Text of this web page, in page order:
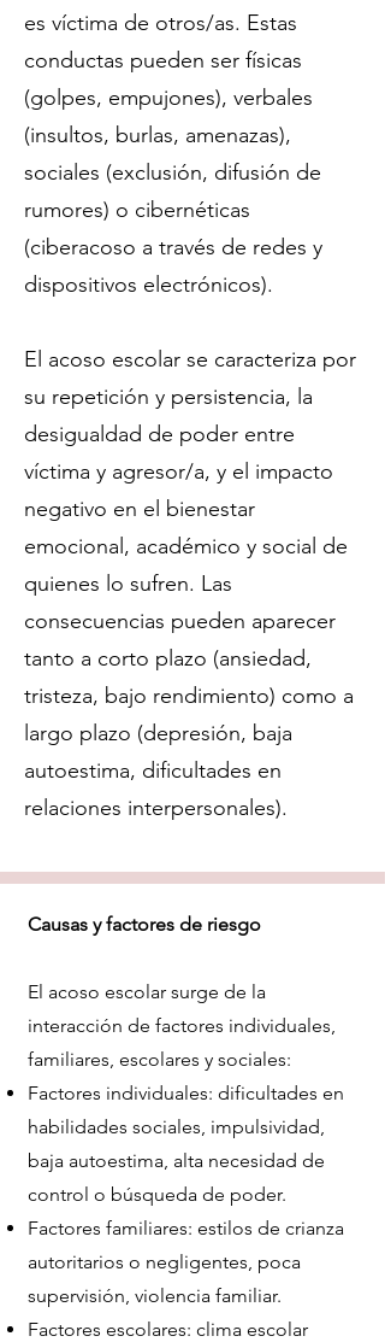
es víctima de otros/as. Estas
conductas pueden ser físicas
(golpes, empujones), verbales
(insultos, burlas, amenazas),
sociales (exclusión, difusión de
rumores) o cibernéticas
(ciberacoso a través de redes y
dispositivos electrónicos).
El acoso escolar se caracteriza por
su repetición y persistencia, la
desigualdad de poder entre
víctima y agresor/a, y el impacto
negativo en el bienestar
emocional, académico y social de
quienes lo sufren. Las
consecuencias pueden aparecer
tanto a corto plazo (ansiedad,
tristeza, bajo rendimiento) como a
largo plazo (depresión, baja
autoestima, dificultades en
relaciones interpersonales).
Causas y factores de riesgo
El acoso escolar surge de la
interacción de factores individuales,
familiares, escolares y sociales:
Factores individuales: dificultades en
habilidades sociales, impulsividad,
baja autoestima, alta necesidad de
control o búsqueda de poder.
Factores familiares: estilos de crianza
autoritarios o negligentes, poca
supervisión, violencia familiar.
Factores escolares: clima escolar